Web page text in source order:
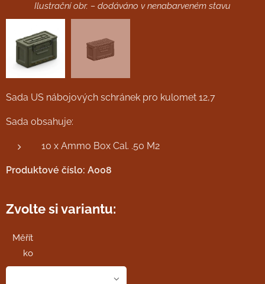
Ilustrační obr. – dodáváno v nenabarveném stavu
Sada US nábojových schránek pro kulomet 12,7
Sada obsahuje:
10 x Ammo Box Cal. .50 M2
Produktové číslo: A008
Zvolte si variantu:
Měřít
ko